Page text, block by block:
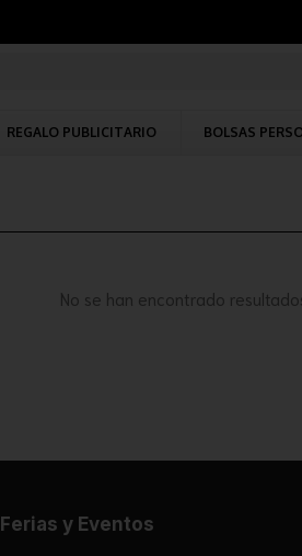
REGALO PUBLICITARIO BOLSAS
No se han encontrado
Ferias y Eventos